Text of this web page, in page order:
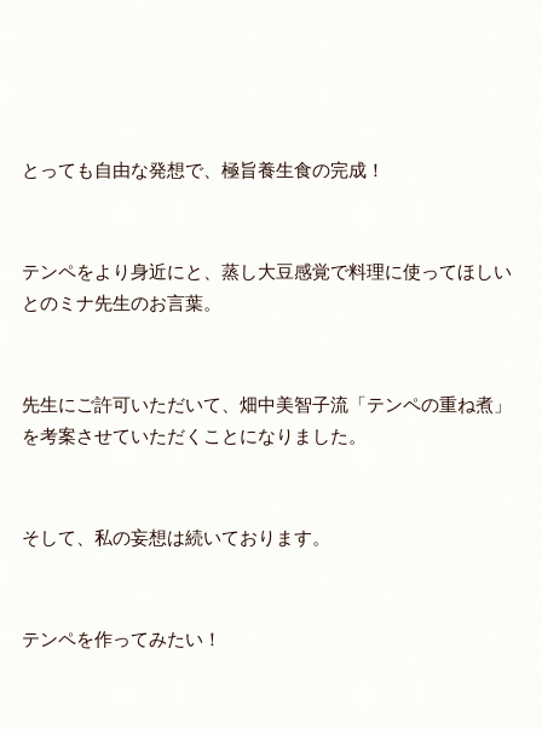
とっても自由な発想で、極旨養生食の完成！
テンペをより身近にと、蒸し大豆感覚で料理に使ってほしい
とのミナ先生のお言葉。
先生にご許可いただいて、畑中美智子流「テンペの重ね煮」
を考案させていただくことになりました。
そして、私の妄想は続いております。
テンペを作ってみたい！